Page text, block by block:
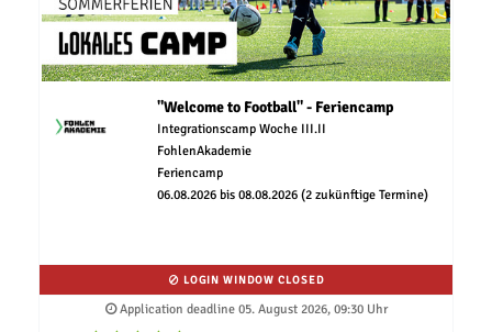
"Welcome to Football" - Feriencamp
Integrationscamp Woche III.II
FohlenAkademie
Feriencamp
06.08.2026 bis 08.08.2026 (2 zukünftige Termine)
LOGIN WINDOW CLOSED
Application deadline 05. August 2026, 09:30 Uhr